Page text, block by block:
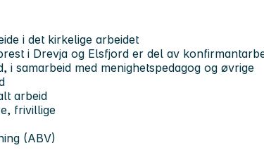
i det kirkelige arbeidet
i Drevja og Elsfjord er del av
samarbeid med menighetspedagog og øvrige
arbeid
frivillige
(ABV)